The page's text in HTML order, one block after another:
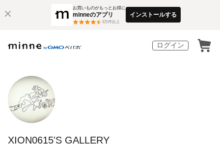
お買いものがもっとお得に
minneのアプリ
3万件以上
インストールする
ログイン
XION0615'S GALLERY